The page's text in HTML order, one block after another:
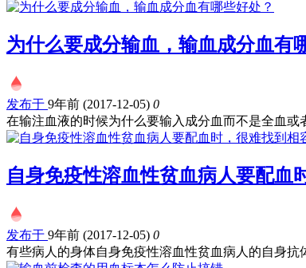
为什么要成分输血，输血成分血有
发布于 9年前 (2017-12-05) 0
在输注血液的时候为什么要输入成分血而不是全血或
自身免疫性溶血性贫血病人要配血
发布于 9年前 (2017-12-05) 0
有些病人的身体自身免疫性溶血性贫血病人的自身抗